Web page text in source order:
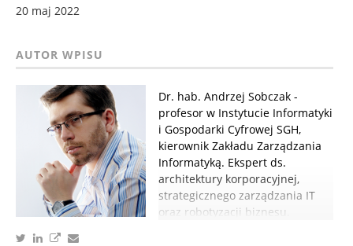
20 maj 2022
Dr. hab. Andrzej Sobczak -
profesor w Instytucie Informatyki
i Gospodarki Cyfrowej SGH,
kierownik Zakładu Zarządzania
Informatyką. Ekspert ds.
architektury korporacyjnej,
strategicznego zarządzania IT
oraz robotyzacji biznesu.